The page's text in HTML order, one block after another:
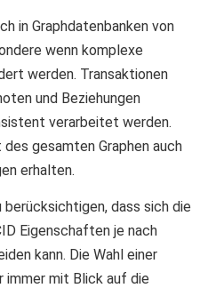
in Graphdatenbanken von
wenn komplexe
werden. Transaktionen
und Beziehungen
verarbeitet werden.
gesamten Graphen auch
erhalten.
dass sich die
Eigenschaften je nach
kann. Die Wahl einer
immer mit Blick auf die